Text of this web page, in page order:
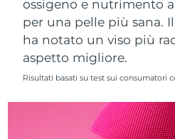
ossigeno e nutrimento
per una pelle più sana.
ha notato un viso più
aspetto migliore.
Risultati basati su test sui consumatori
Slovacchia
Slovenia
Corea del Sud